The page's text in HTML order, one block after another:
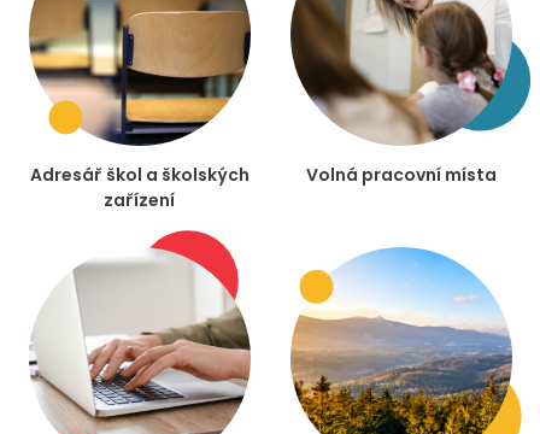
Adresář škol a školských
zařízení
Volná pracovní místa